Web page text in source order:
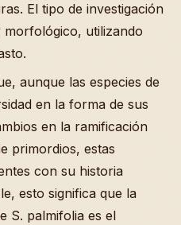
El tipo de investigación
utilizando
aunque las especies de
en la forma de sus
en la ramificación
primordios, estas
con su historia
esto significa que la
S. palmifolia es el